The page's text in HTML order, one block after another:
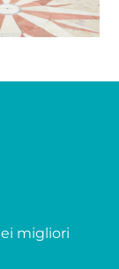
migliori